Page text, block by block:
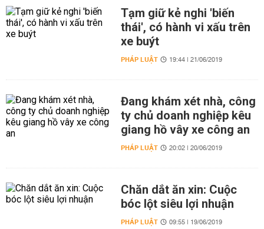
Tạm giữ kẻ nghi 'biến
thái', có hành vi xấu trên
xe buýt
PHÁP LUẬT 19:44 | 21/06/2019
Đang khám xét nhà, công
ty chủ doanh nghiệp kêu
giang hồ vây xe công an
PHÁP LUẬT 20:02 | 20/06/2019
Chăn dắt ăn xin: Cuộc
bóc lột siêu lợi nhuận
PHÁP LUẬT 09:55 | 19/06/2019